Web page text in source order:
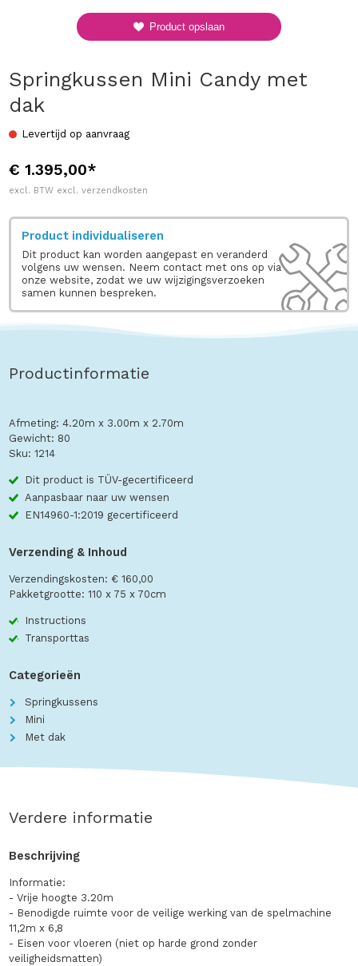
Springkussen Mini Candy met
dak
Levertijd op aanvraag
€ 1.395,00*
excl. BTW excl. verzendkosten
Product individualiseren
Dit product kan worden aangepast en veranderd
volgens uw wensen. Neem contact met ons op via
onze website, zodat we uw wijzigingsverzoeken
samen kunnen bespreken.
Product opslaan
Productinformatie
Afmeting: 4.20m x 3.00m x 2.70m
Gewicht: 80
Sku: 1214
Dit product is TÜV-gecertificeerd
Aanpasbaar naar uw wensen
EN14960-1:2019 gecertificeerd
Verzending & Inhoud
Verzendingskosten: € 160,00
Pakketgrootte: 110 x 75 x 70cm
Instructions
Transporttas
Categorieën
Springkussens
Mini
Met dak
Verdere informatie
Beschrijving
Informatie:
- Vrije hoogte 3.20m
- Benodigde ruimte voor de veilige werking van de spelmachine
11,2m x 6,8
- Eisen voor vloeren (niet op harde grond zonder
veiligheidsmatten)